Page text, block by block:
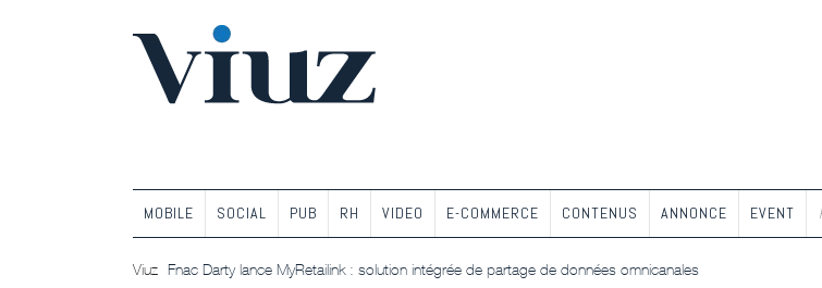
MOBILE SOCIAL PUB RH VIDEO E-COMMERCE CONTENUS ANNONCE EVENT
Viuz Fnac Darty lance MyRetailink : solution intégrée de partage de données omnicanales